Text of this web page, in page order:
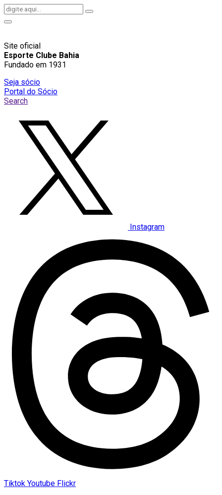
Site oficial
Esporte Clube Bahia
Fundado em 1931
Seja sócio
Portal do Sócio
Search
Instagram
Tiktok Youtube Flickr